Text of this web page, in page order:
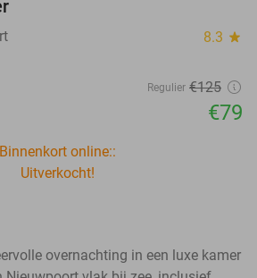
8.3 star
Regulier €125
€79
Binnenkort online::
Uitverkocht!
overnachting in een luxe kamer